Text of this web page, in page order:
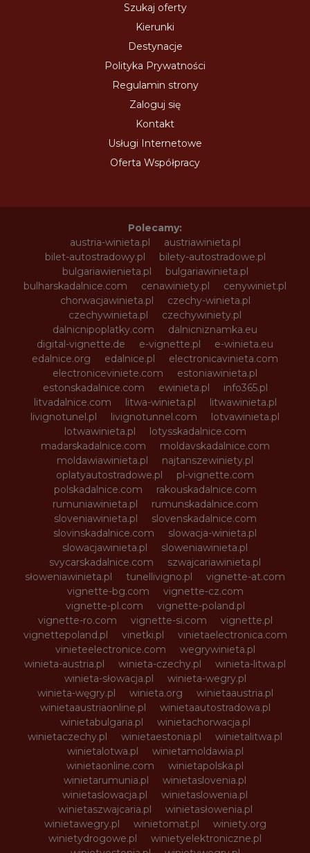
Szukaj oferty
Kierunki
Destynacje
Polityka Prywatności
Regulamin strony
Zaloguj się
Kontakt
Usługi Internetowe
Oferta Współpracy
Polecamy:
austria-winieta.pl
austriawinieta.pl
bilet-autostradowy.pl
bilety-autostradowe.pl
bulgariawienieta.pl
bulgariawinieta.pl
bulharskadalnice.com
cenawiniety.pl
cenywiniet.pl
chorwacjawinieta.pl
czechy-winieta.pl
czechywinieta.pl
czechywiniety.pl
dalnicnipoplatky.com
dalnicniznamka.eu
digital-vignette.de
e-vignette.pl
e-winieta.eu
edalnice.org
edalnice.pl
electronicavinieta.com
electroniceviniete.com
estoniawinieta.pl
estonskadalnice.com
ewinieta.pl
info365.pl
litvadalnice.com
litwa-winieta.pl
litwawinieta.pl
livignotunel.pl
livignotunnel.com
lotvawinieta.pl
lotwawinieta.pl
lotysskadalnice.com
madarskadalnice.com
moldavskadalnice.com
moldawiawinieta.pl
najtanszewiniety.pl
oplatyautostradowe.pl
pl-vignette.com
polskadalnice.com
rakouskadalnice.com
rumuniawinieta.pl
rumunskadalnice.com
sloveniawinieta.pl
slovenskadalnice.com
slovinskadalnice.com
slowacja-winieta.pl
slowacjawinieta.pl
sloweniawinieta.pl
svycarskadalnice.com
szwajcariawinieta.pl
słoweniawinieta.pl
tunellivigno.pl
vignette-at.com
vignette-bg.com
vignette-cz.com
vignette-pl.com
vignette-poland.pl
vignette-ro.com
vignette-si.com
vignette.pl
vignettepoland.pl
vinetki.pl
vinietaelectronica.com
vinieteelectronice.com
wegrywinieta.pl
winieta-austria.pl
winieta-czechy.pl
winieta-litwa.pl
winieta-słowacja.pl
winieta-wegry.pl
winieta-węgry.pl
winieta.org
winietaaustria.pl
winietaaustriaonline.pl
winietaautostradowa.pl
winietabulgaria.pl
winietachorwacja.pl
winietaczechy.pl
winietaestonia.pl
winietalitwa.pl
winietalotwa.pl
winietamoldawia.pl
winietaonline.com
winietapolska.pl
winietarumunia.pl
winietaslovenia.pl
winietaslowacja.pl
winietaslowenia.pl
winietaszwajcaria.pl
winietasłowenia.pl
winietawegry.pl
winietomat.pl
winiety.org
winietydrogowe.pl
winietyelektroniczne.pl